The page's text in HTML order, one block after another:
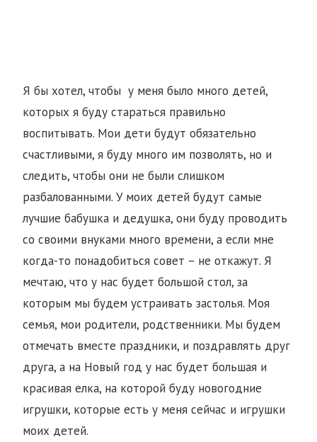
Я бы хотел, чтобы у меня было много детей,
которых я буду стараться правильно
воспитывать. Мои дети будут обязательно
счастливыми, я буду много им позволять, но и
следить, чтобы они не были слишком
разбалованными. У моих детей будут самые
лучшие бабушка и дедушка, они буду проводить
со своими внуками много времени, а если мне
когда-то понадобиться совет – не откажут. Я
мечтаю, что у нас будет большой стол, за
которым мы будем устраивать застолья. Моя
семья, мои родители, родственники. Мы будем
отмечать вместе праздники, и поздравлять друг
друга, а на Новый год у нас будет большая и
красивая елка, на которой буду новогодние
игрушки, которые есть у меня сейчас и игрушки
моих детей.